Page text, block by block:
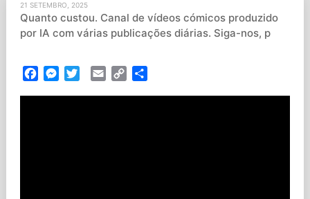
21 SETEMBRO, 2025
Quanto custou. Canal de vídeos cómicos produzido
por IA com várias publicações diárias. Siga-nos, p
FacebookMessenger
TwitterEmail Copy